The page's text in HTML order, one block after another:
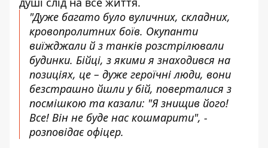
"Дуже багато було вуличних, складних,
кровопролитних боїв. Окупанти
виїжджали й з танків розстрілювали
будинки. Бійці, з якими я знаходився на
позиціях, це – дуже героїчні люди, вони
безстрашно йшли у бій, поверталися з
посмішкою та казали: "Я знищив його!
Все! Він не буде нас кошмарити", -
розповідає офіцер.